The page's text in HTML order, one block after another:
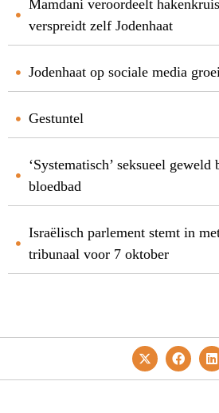
Mamdani veroordeelt
verspreidt zelf Jodenhaat
Jodenhaat op sociale media
Gestuntel
‘Systematisch’ seksueel
bloedbad
Israëlisch parlement stemt in
tribunaal voor 7 oktober